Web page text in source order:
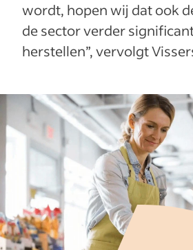
wordt, hopen wij dat ook
de sector verder
herstellen”, vervolgt